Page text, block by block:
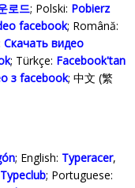
로드; Polski‎: Pobierz
facebook; Română:
Скачать видео
; Türkçe‬: Facebook'tan
з facebook; 中文 (繁
; English: Typeracer,
Typeclub; Portuguese: